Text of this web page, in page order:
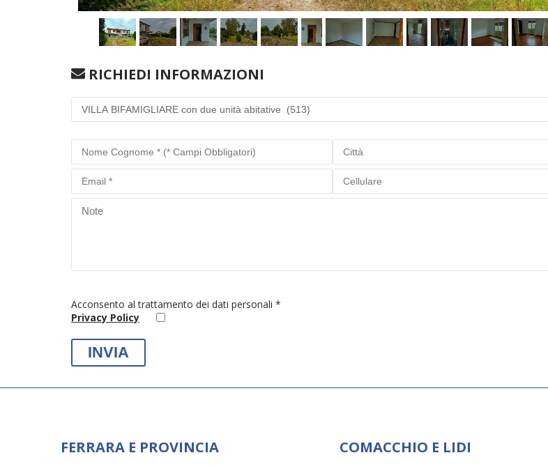
RICHIEDI INFORMAZIONI
Acconsento al trattamento dei dati personali *
Privacy Policy
FERRARA E PROVINCIA COMACCHIO E LIDI